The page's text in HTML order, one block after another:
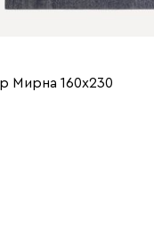
Мирна 160x230